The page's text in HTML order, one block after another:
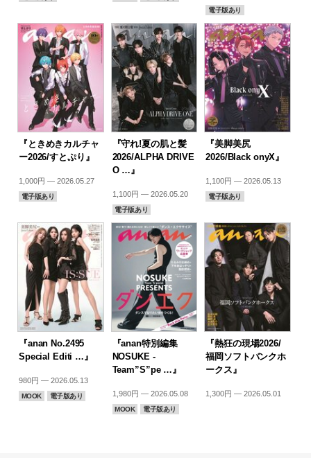
電子版あり
『ときめきカルチャ
ー2026/すとぷり』
1,000円 — 2026.05.27
電子版あり
『守れ!夏の肌と髪
2026/ALPHA DRIVE
O …』
1,100円 — 2026.05.20
電子版あり
『美脚美尻
2026/Black onyX』
1,100円 — 2026.05.13
電子版あり
『anan No.2495
Special Editi …』
980円 — 2026.05.13
MOOK 電子版あり
『anan特別編集
NOSUKE -
Team”S”pe …』
1,980円 — 2026.05.08
MOOK 電子版あり
『熱狂の現場2026/
福岡ソフトバンクホ
ークス』
1,300円 — 2026.05.01